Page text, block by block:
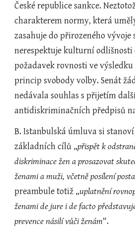
České republice sankce.
charakterem normy, která
zasahuje do přirozeného vývoje
nerespektuje kulturní odlišnosti
požadavek rovnosti ve
princip svobody volby. Senát
nedávala souhlas s přijetím
antidiskriminačních předpisů
B. Istanbulská úmluva si
základních cílů „přispět k
diskriminace žen a prosazovat
ženami a muži, včetně posílení
preambule totiž „uplatnění
ženami de jure i de facto
prevence násilí vůči ženám“.